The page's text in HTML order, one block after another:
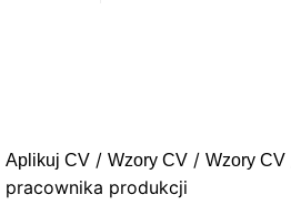
Aplikuj CV / Wzory CV / Wzory CV
pracownika produkcji